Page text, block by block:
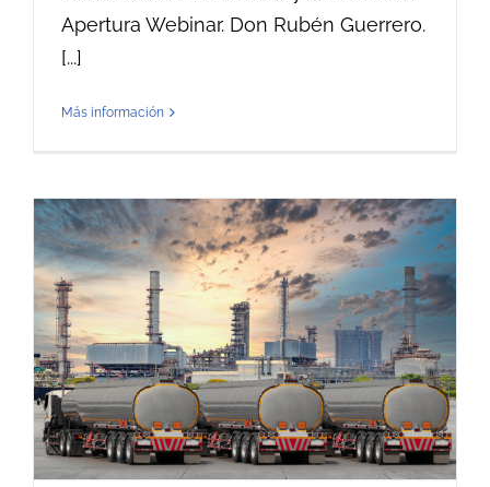
Apertura Webinar. Don Rubén Guerrero.
[...]
Más información